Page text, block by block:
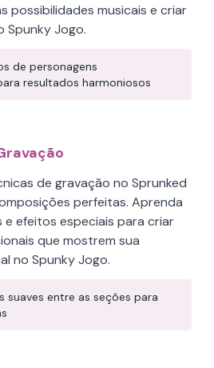
possibilidades musicais e criar
Spunky Jogo.
de personagens
resultados harmoniosos
de gravação no Sprunked
perfeitas. Aprenda
efeitos especiais para criar
que mostrem sua
no Spunky Jogo.
suaves entre as seções para